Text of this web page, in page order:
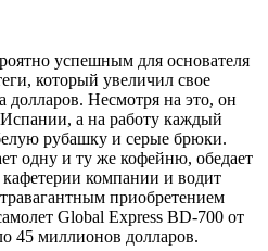
успешным для основателя
который увеличил свое
долларов. Несмотря на это, он
а на работу каждый
рубашку и серые брюки.
одну и ту же кофейню, обедает
компании и водит
приобретением
Global Express BD-700 от
45 миллионов долларов.